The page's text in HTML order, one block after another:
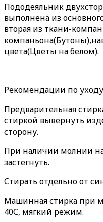
Пододеяльник
выполнена из
вторая из ткани-
цвета(Цветы на белом).
Рекомендации по
Предварительная
стиркой вывернуть
сторону.
При наличии молнии
застегнуть.
Стирать отдельно от
Машинная стирка при
40С, мягкий режим.